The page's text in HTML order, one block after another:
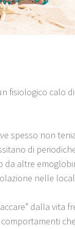
fisiologico calo
spesso non
di
da altre
nelle
dalla vita